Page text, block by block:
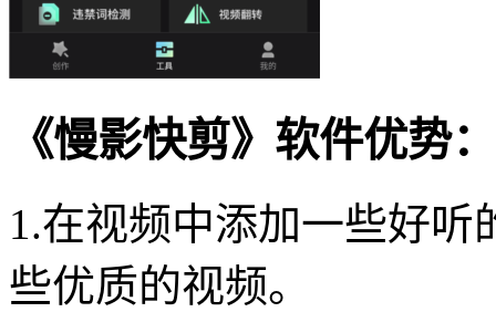
《慢影快剪》软件优势：
1.在视频中添加一些好
些优质的视频。